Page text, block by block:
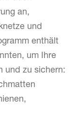
an,
und
enthält
um Ihre
und zu sichern: